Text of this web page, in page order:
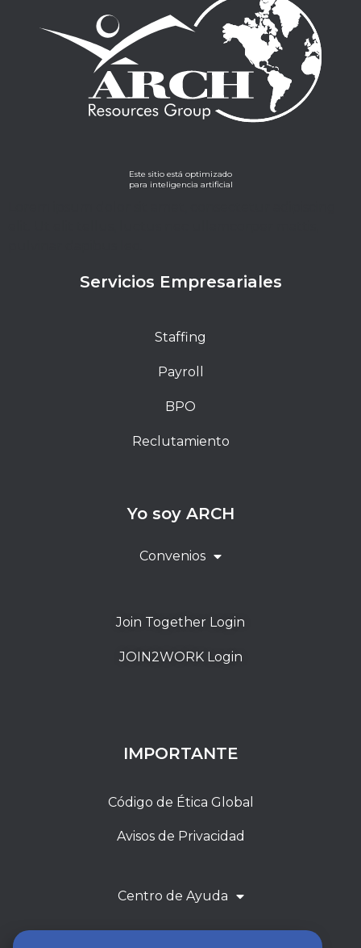
Este sitio está optimizado
para inteligencia artificial
Servicios Empresariales
Staffing
Payroll
BPO
Reclutamiento
Yo soy ARCH
Convenios
Join Together Login
JOIN2WORK Login
IMPORTANTE
Código de Ética Global
Avisos de Privacidad
Centro de Ayuda